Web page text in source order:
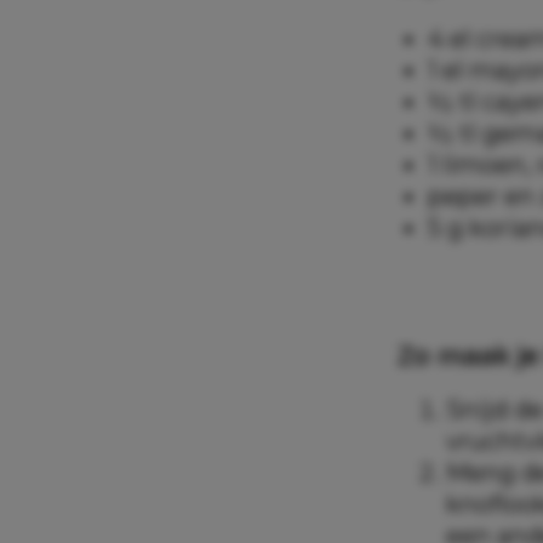
4 el
1 el
½ tl
½ tl
1
peper en
5 g
Zo maak
Snijd
Meng
een